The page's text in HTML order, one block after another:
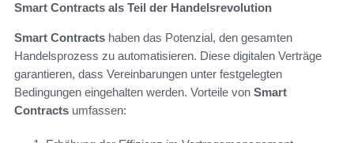
Smart Contracts als Teil der Handelsrevolution
Smart Contracts haben das Potenzial, den gesamten
Handelsprozess zu automatisieren. Diese digitalen Verträge
garantieren, dass Vereinbarungen unter festgelegten
Bedingungen eingehalten werden. Vorteile von Smart
Contracts umfassen: